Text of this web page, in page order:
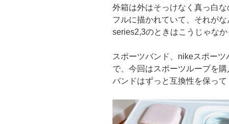
外箱は外はそっけなく真っ白
フルに描かれていて、それが
series2,3のときはこうじゃな
スポーツバンド、nikeスポー
で、今回はスポーツループを購
バンドはずっと互換性を保っ